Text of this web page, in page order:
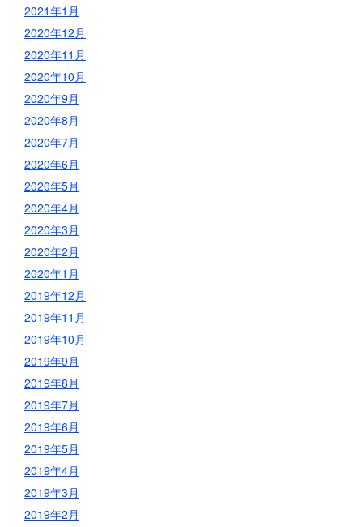
2021年1月
2020年12月
2020年11月
2020年10月
2020年9月
2020年8月
2020年7月
2020年6月
2020年5月
2020年4月
2020年3月
2020年2月
2020年1月
2019年12月
2019年11月
2019年10月
2019年9月
2019年8月
2019年7月
2019年6月
2019年5月
2019年4月
2019年3月
2019年2月